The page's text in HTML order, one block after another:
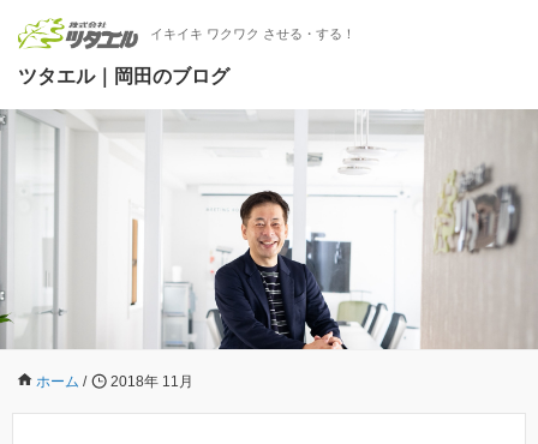
イキイキ ワクワク させる・する！
ツタエル｜岡田のブログ
ホーム / 2018年 11月